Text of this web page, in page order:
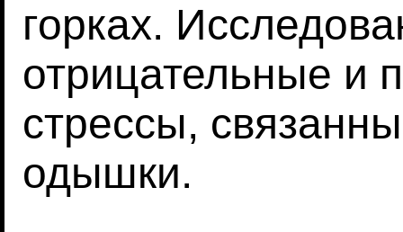
горках.
отрицательные и
стрессы,
одышки.